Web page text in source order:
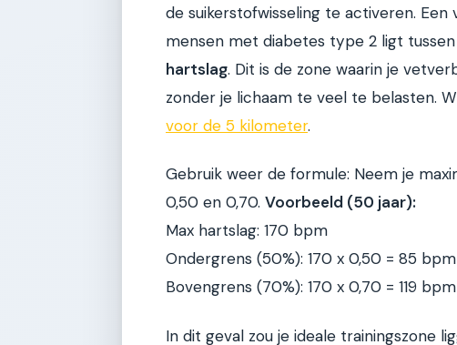
de suikerstofwisseling te activeren.
mensen met diabetes type 2 ligt
hartslag. Dit is de zone waarin je
zonder je lichaam te veel te belasten.
voor de 5 kilometer.
Gebruik weer de formule: Neem je
0,50 en 0,70. Voorbeeld (50 jaar):
Max hartslag: 170 bpm
Ondergrens (50%): 170 x 0,50 = 85 bpm
Bovengrens (70%): 170 x 0,70 = 119 bpm
In dit geval zou je ideale trainingszone